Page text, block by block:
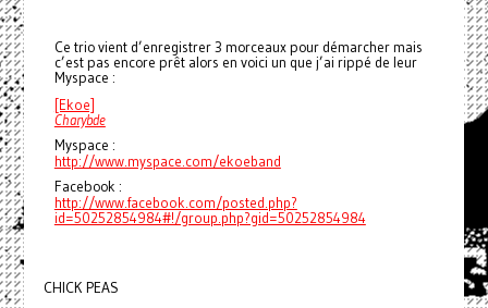
Ce trio vient d’enregistrer 3 morceaux pour démarcher mais
c’est pas encore prêt alors en voici un que j’ai rippé de leur
Myspace :
[Ekoe]
Charybde
Myspace :
http://www.myspace.com/ekoeband
Facebook :
http://www.facebook.com/posted.php?
id=50252854984#!/group.php?gid=50252854984
CHICK PEAS